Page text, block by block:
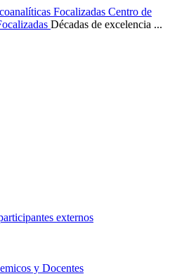
Centro de
Décadas de excelencia ...
externos
y Docentes